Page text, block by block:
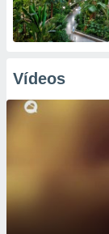
Vídeos